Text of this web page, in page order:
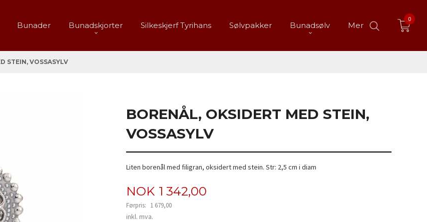
Bunader Bunadskjorter Silkeskjerf Tyrihans Sølvpakker Bunadsølv Mer
0
STEIN, VOSSASYLV
BORENÅL, OKSIDERT MED STEIN,
VOSSASYLV
Liten borenål med filigran, oksidert med stein. Str: 2,5 cm i diam
Tilbud
NOK 1 342,00
Førpris: 1 679,00
Rabatt
inkl. mva.